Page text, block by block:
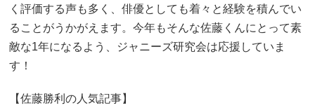
く評価する声も多く、俳優としても着々と経験を積んでい
ることがうかがえます。今年もそんな佐藤くんにとって素
敵な1年になるよう、ジャニーズ研究会は応援していま
す！
【佐藤勝利の人気記事】